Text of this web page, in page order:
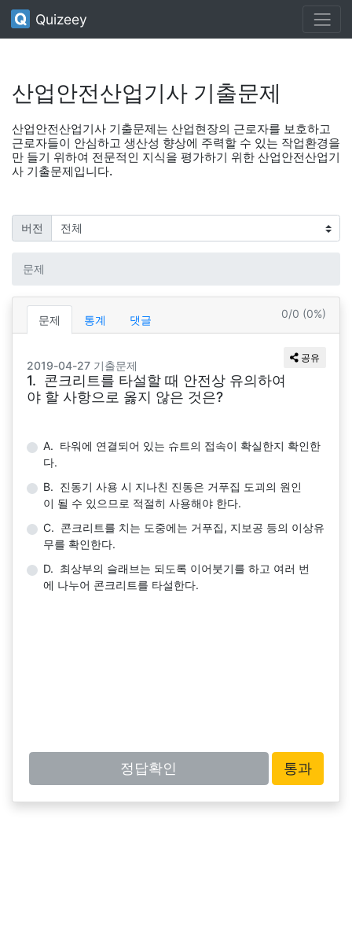
Quizeey
산업안전산업기사 기출문제
산업안전산업기사 기출문제는 산업현장의 근로자를 보호하고
근로자들이 안심하고 생산성 향상에 주력할 수 있는 작업환경을
만 들기 위하여 전문적인 지식을 평가하기 위한 산업안전산업기
사 기출문제입니다.
버전
문제
0/0 (0%)
문제 통계 댓글
공유
2019-04-27 기출문제
1. 콘크리트를 타설할 때 안전상 유의하여
야 할 사항으로 옳지 않은 것은?
A. 타워에 연결되어 있는 슈트의 접속이 확실한지 확인한
다.
B. 진동기 사용 시 지나친 진동은 거푸집 도괴의 원인
이 될 수 있으므로 적절히 사용해야 한다.
C. 콘크리트를 치는 도중에는 거푸집, 지보공 등의 이상유
무를 확인한다.
D. 최상부의 슬래브는 되도록 이어붓기를 하고 여러 번
에 나누어 콘크리트를 타설한다.
정답확인 통과